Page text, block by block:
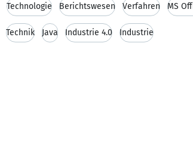
Technologie Berichtswesen Verfahren MS
Technik Java Industrie 4.0 Industrie